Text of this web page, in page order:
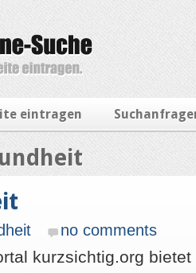
eintragen
no comments
kurzsichtig.org